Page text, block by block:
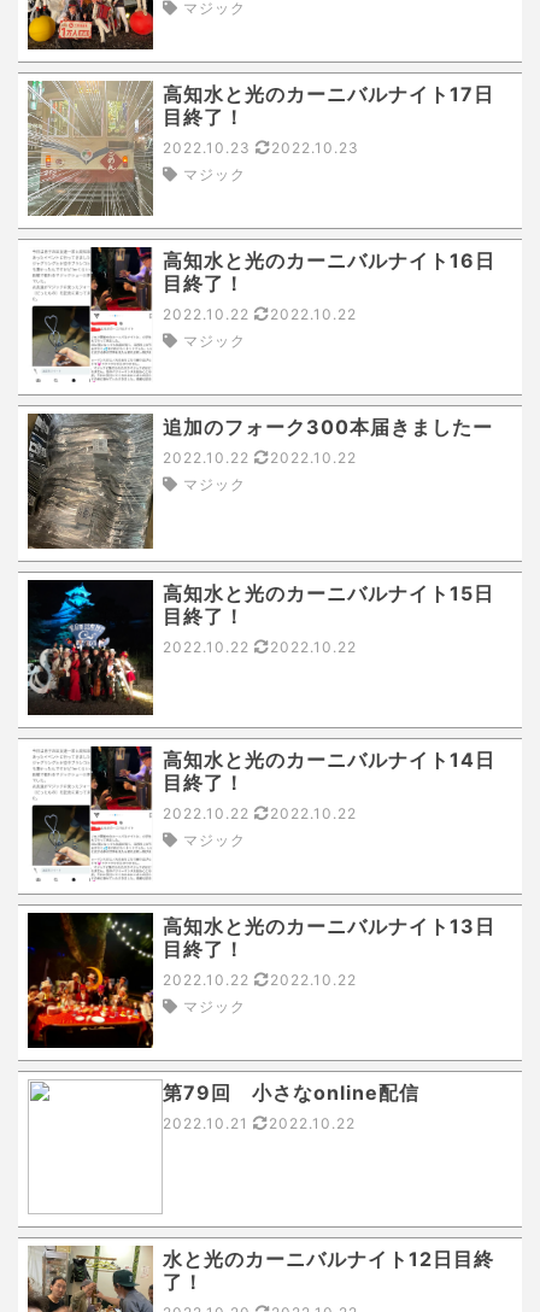
マジック
高知水と光のカーニバルナイト17日
目終了！
2022.10.23
2022.10.23
マジック
高知水と光のカーニバルナイト16日
目終了！
2022.10.22
2022.10.22
マジック
追加のフォーク300本届きましたー
2022.10.22
2022.10.22
マジック
高知水と光のカーニバルナイト15日
目終了！
2022.10.22 2022.10.22
高知水と光のカーニバルナイト14日
目終了！
2022.10.22
2022.10.22
マジック
高知水と光のカーニバルナイト13日
目終了！
2022.10.22
2022.10.22
マジック
第79回 小さなonline配信
2022.10.21 2022.10.22
水と光のカーニバルナイト12日目終
了！